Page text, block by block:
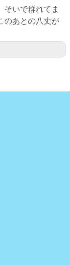
そいで群れてま
のあとの八丈が